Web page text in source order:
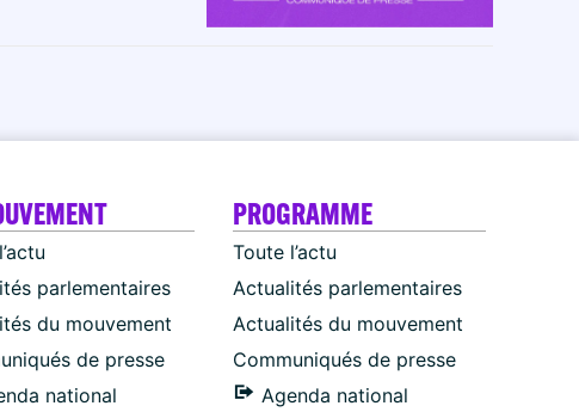
parlementaires
du mouvement
de presse
national
PROGRAMME
Toute l’actu
Actualités parlementaires
Actualités du mouvement
Communiqués de presse
Agenda national